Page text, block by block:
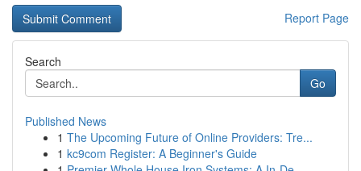
Report Page
Search
Go
Published News
1 The Upcoming Future of Online Providers: Tre...
1 kc9com Register: A Beginner's Guide